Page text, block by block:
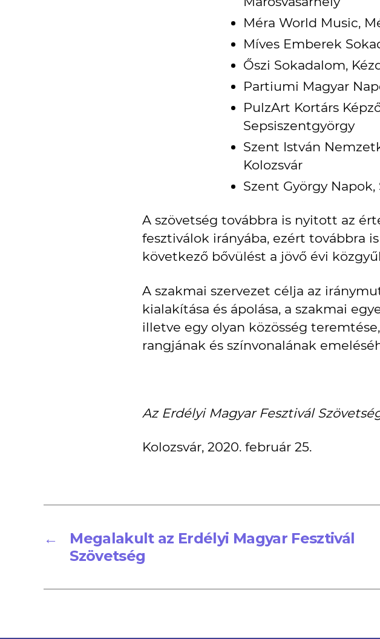
Méra World Music,
Míves Emberek
Őszi Sokadalom,
Partiumi Magyar
PulzArt Kortárs
Sepsiszentgyörgy
Szent István
Kolozsvár
Szent György
A szövetség továbbra is nyitott az
fesztiválok irányába, ezért továbbra
következő bővülést a jövő évi
A szakmai szervezet célja az
kialakítása és ápolása, a szakmai
illetve egy olyan közösség
rangjának és színvonalának
Az Erdélyi Magyar Fesztivál
Kolozsvár, 2020. február 25.
←
Megalakult az Erdélyi Magyar Fesztivál
Szövetség